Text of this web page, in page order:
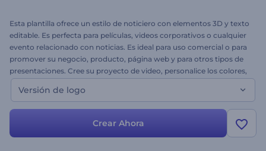
Esta plantilla ofrece un estilo de noticiero con elementos 3D y texto
editable. Es perfecta para películas, videos corporativos o cualquier
evento relacionado con noticias. Es ideal para uso comercial o para
promover su negocio, producto, página web y para otros tipos de
presentaciones. Cree su proyecto de video, personalice los colores,
suba su imagen e impresione a su audiencia. ¡Pruébelo gratis hoy
mismo!
Versión de logo
Crear Ahora